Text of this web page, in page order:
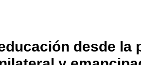
desde la